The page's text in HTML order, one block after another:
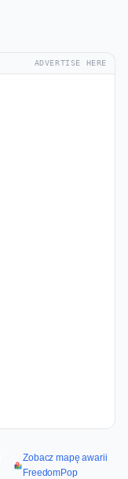
ADVERTISE HERE
Zobacz mapę awarii
FreedomPop